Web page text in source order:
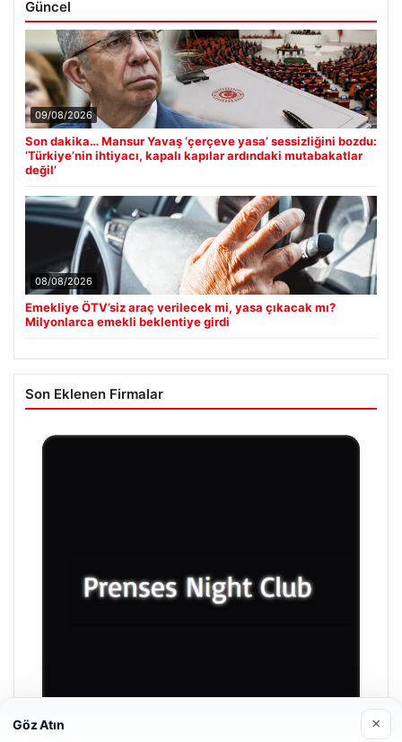
Güncel
09/08/2026
Son dakika… Mansur Yavaş ‘çerçeve yasa’ sessizliğini bozdu:
‘Türkiye’nin ihtiyacı, kapalı kapılar ardındaki mutabakatlar
değil’
08/08/2026
Emekliye ÖTV’siz araç verilecek mi, yasa çıkacak mı?
Milyonlarca emekli beklentiye girdi
Son Eklenen Firmalar
Göz Atın ×